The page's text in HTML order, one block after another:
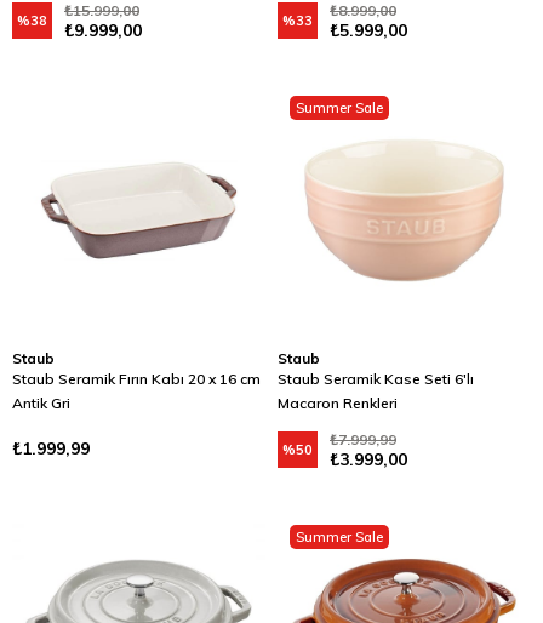
₺9.999,00
₺15.999,00
%38 ₺5.999,00
₺8.999,00
%33
Staub
Staub Seramik Fırın Kabı 20 x 16 cm
Antik Gri
₺1.999,99
Staub
Staub Seramik Kase Seti 6'lı
Macaron Renkleri
₺3.999,00
₺7.999,99
%50
Summer Sale
Summer Sale